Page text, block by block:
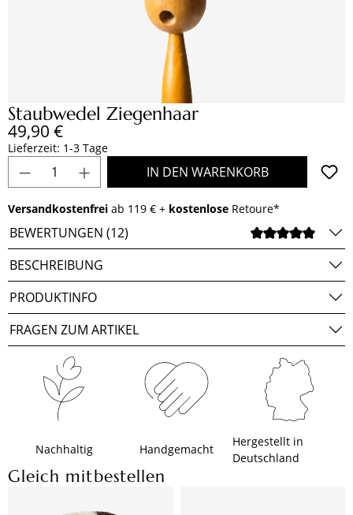
Staubwedel Ziegenhaar
Regulärer Preis:
49,90 €
Lieferzeit: 1-3 Tage
Produkt Anzahl: Gib den gewünschten
IN DEN WARENKORB
Versandkostenfrei ab 119 € + kostenlose Retoure*
BEWERTUNGEN (12)
BESCHREIBUNG
PRODUKTINFO
FRAGEN ZUM ARTIKEL
Nachhaltig Handgemacht
Hergestellt in
Deutschland
Gleich mitbestellen